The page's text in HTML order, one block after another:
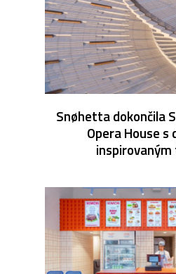
Snøhetta dokončila
Opera House s